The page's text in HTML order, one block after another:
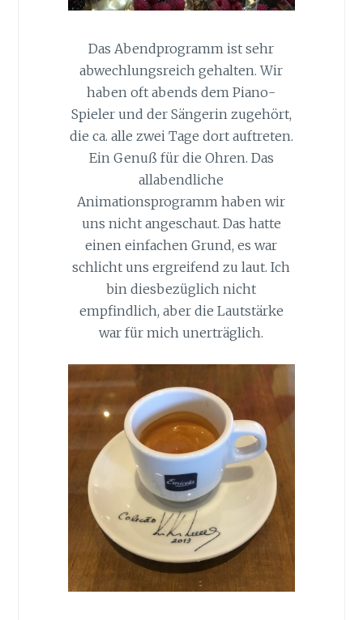
Das Abendprogramm ist sehr
abwechlungsreich gehalten. Wir
haben oft abends dem Piano-
Spieler und der Sängerin zugehört,
die ca. alle zwei Tage dort auftreten.
Ein Genuß für die Ohren. Das
allabendliche
Animationsprogramm haben wir
uns nicht angeschaut. Das hatte
einen einfachen Grund, es war
schlicht uns ergreifend zu laut. Ich
bin diesbezüglich nicht
empfindlich, aber die Lautstärke
war für mich unerträglich.